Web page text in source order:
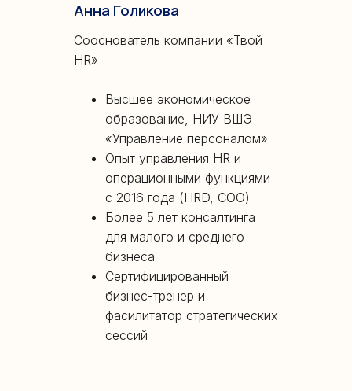
Анна Голикова
Сооснователь компании «Твой
HR»
Высшее экономическое
образование, НИУ ВШЭ
«Управление персоналом»
Опыт управления HR и
операционными функциями
с 2016 года (HRD, COO)
Более 5 лет консалтинга
для малого и среднего
бизнеса
Сертифицированный
бизнес-тренер и
фасилитатор стратегических
сессий